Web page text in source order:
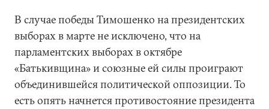
В случае победы Тимошенко на президентских
выборах в марте не исключено, что на
парламентских выборах в октябре
«Батькивщина» и союзные ей силы проиграют
объединившейся политической оппозиции. То
есть опять начнется противостояние президента